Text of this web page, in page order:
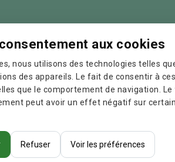
aux cookies
nous utilisons des technologies telles
des appareils. Le fait de consentir à
que le comportement de navigation. Le
peut avoir un effet négatif sur
Refuser Voir les préférences